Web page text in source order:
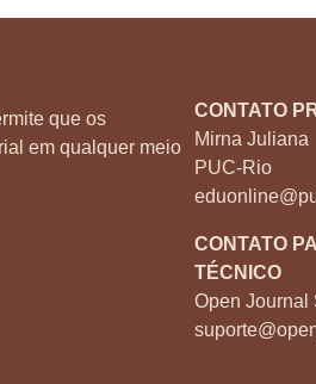
que os
em qualquer meio
CONTATO
Mirna Juliana
PUC-Rio
CONTATO
TÉCNICO
Open Journal